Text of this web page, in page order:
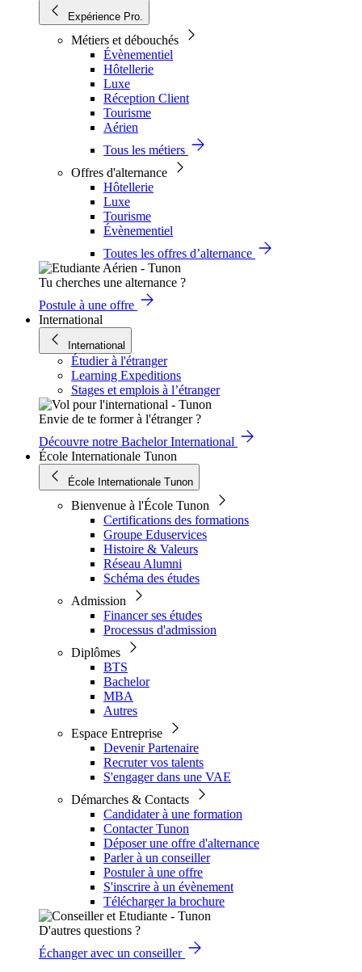
Expérience Pro.
Métiers et débouchés
Évènementiel
Hôtellerie
Luxe
Réception Client
Tourisme
Aérien
Tous les métiers
Offres d'alternance
Hôtellerie
Luxe
Tourisme
Évènementiel
Toutes les offres d’alternance
Tu cherches une alternance ?
Postule à une offre
International
International
Étudier à l'étranger
Learning Expeditions
Stages et emplois à l’étranger
Envie de te former à l'étranger ?
Découvre notre Bachelor International
École Internationale Tunon
École Internationale Tunon
Bienvenue à l'École Tunon
Certifications des formations
Groupe Eduservices
Histoire & Valeurs
Réseau Alumni
Schéma des études
Admission
Financer ses études
Processus d'admission
Diplômes
BTS
Bachelor
MBA
Autres
Espace Entreprise
Devenir Partenaire
Recruter vos talents
S'engager dans une VAE
Démarches & Contacts
Candidater à une formation
Contacter Tunon
Déposer une offre d'alternance
Parler à un conseiller
Postuler à une offre
S'inscrire à un évènement
Télécharger la brochure
D'autres questions ?
Échanger avec un conseiller